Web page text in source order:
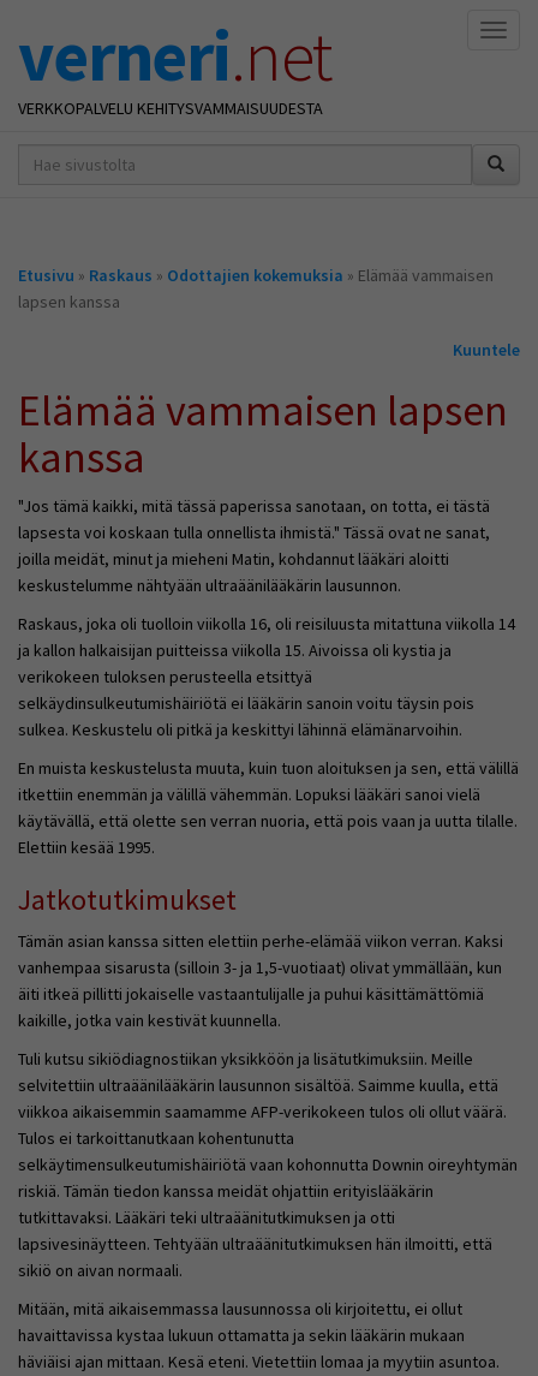
verneri.net
VERKKOPALVELU KEHITYSVAMMAISUUDESTA
hakusana(t)
Olet
täällä
Etusivu » Raskaus » Odottajien kokemuksia » Elämää vammaisen
lapsen kanssa
Kuuntele
Elämää vammaisen lapsen
kanssa
"Jos tämä kaikki, mitä tässä paperissa sanotaan, on totta, ei tästä
lapsesta voi koskaan tulla onnellista ihmistä." Tässä ovat ne sanat,
joilla meidät, minut ja mieheni Matin, kohdannut lääkäri aloitti
keskustelumme nähtyään ultraäänilääkärin lausunnon.
Raskaus, joka oli tuolloin viikolla 16, oli reisiluusta mitattuna viikolla 14
ja kallon halkaisijan puitteissa viikolla 15. Aivoissa oli kystia ja
verikokeen tuloksen perusteella etsittyä
selkäydinsulkeutumishäiriötä ei lääkärin sanoin voitu täysin pois
sulkea. Keskustelu oli pitkä ja keskittyi lähinnä elämänarvoihin.
En muista keskustelusta muuta, kuin tuon aloituksen ja sen, että välillä
itkettiin enemmän ja välillä vähemmän. Lopuksi lääkäri sanoi vielä
käytävällä, että olette sen verran nuoria, että pois vaan ja uutta tilalle.
Elettiin kesää 1995.
Jatkotutkimukset
Tämän asian kanssa sitten elettiin perhe-elämää viikon verran. Kaksi
vanhempaa sisarusta (silloin 3- ja 1,5-vuotiaat) olivat ymmällään, kun
äiti itkeä pillitti jokaiselle vastaantulijalle ja puhui käsittämättömiä
kaikille, jotka vain kestivät kuunnella.
Tuli kutsu sikiödiagnostiikan yksikköön ja lisätutkimuksiin. Meille
selvitettiin ultraäänilääkärin lausunnon sisältöä. Saimme kuulla, että
viikkoa aikaisemmin saamamme AFP-verikokeen tulos oli ollut väärä.
Tulos ei tarkoittanutkaan kohentunutta
selkäytimensulkeutumishäiriötä vaan kohonnutta Downin oireyhtymän
riskiä. Tämän tiedon kanssa meidät ohjattiin erityislääkärin
tutkittavaksi. Lääkäri teki ultraäänitutkimuksen ja otti
lapsivesinäytteen. Tehtyään ultraäänitutkimuksen hän ilmoitti, että
sikiö on aivan normaali.
Mitään, mitä aikaisemmassa lausunnossa oli kirjoitettu, ei ollut
havaittavissa kystaa lukuun ottamatta ja sekin lääkärin mukaan
häviäisi ajan mittaan. Kesä eteni. Vietettiin lomaa ja myytiin asuntoa.